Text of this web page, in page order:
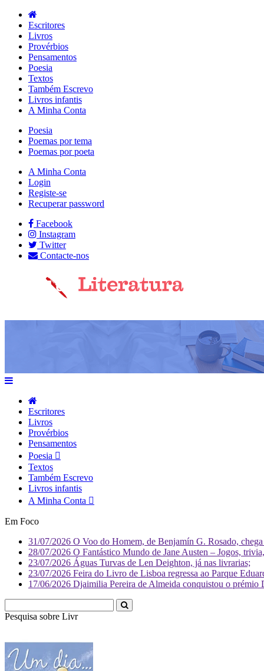
Escritores
Livros
Provérbios
Pensamentos
Poesia
Textos
Também Escrevo
Livros infantis
A Minha Conta
Poesia
Poemas por tema
Poemas por poeta
A Minha Conta
Login
Registe-se
Recuperar password
Facebook
Instagram
Twitter
Contacte-nos
Escritores
Livros
Provérbios
Pensamentos
Poesia
Textos
Também Escrevo
Livros infantis
A Minha Conta
Em Foco
31/07/2026 O Voo do Homem, de Benjamín G. Rosado,
28/07/2026 O Fantástico Mundo de Jane Austen – Jogos,
23/07/2026 Águas Turvas de Len Deighton, já nas livrarias;
23/07/2026 Feira do Livro de Lisboa regressa ao Parque
17/06/2026 Djaimilia Pereira de Almeida conquistou o
Pesquisa sobre Literatura